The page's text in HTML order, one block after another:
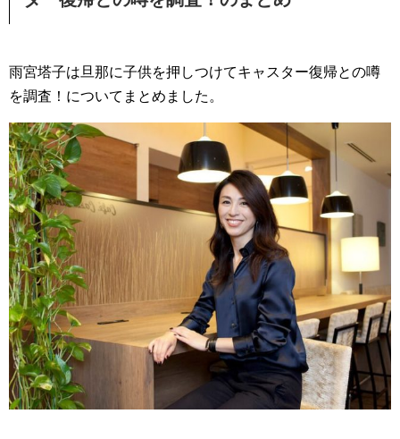
雨宮塔子は旦那に子供を押しつけてキャスター復帰との噂
を調査！についてまとめました。